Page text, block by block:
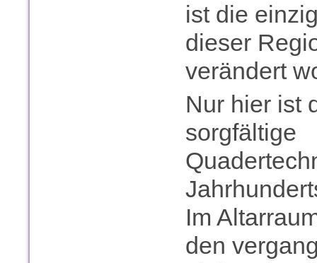
ist die
dieser
verändert
Nur hier ist
sorgfältige
Im
den